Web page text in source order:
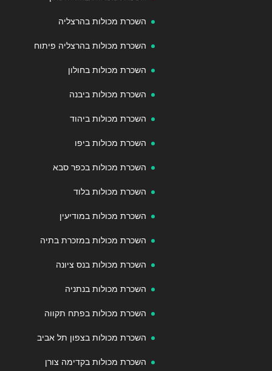
השכרת מכולות בהרצליה
השכרת מכולות בהרצליה פיתוח
השכרת מכולות בחולון
השכרת מכולות ביבנה
השכרת מכולות ביהוד
השכרת מכולות ביפו
השכרת מכולות בכפר סבא
השכרת מכולות בלוד
השכרת מכולות במודיעין
השכרת מכולות במזכרת בתיה
השכרת מכולות בנס ציונה
השכרת מכולות בנתניה
השכרת מכולות בפתח תקווה
השכרת מכולות בצפון תל אביב
השכרת מכולות בקדימה צורן